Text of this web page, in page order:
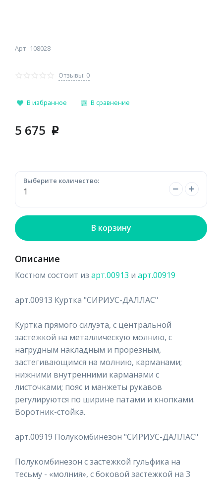
Арт 108028
Отзывы: 0
В избранное В сравнение
5 675 p
Выберите количество:
В корзину
Описание
Костюм состоит из арт.00913 и арт.00919
арт.00913 Куртка "СИРИУС-ДАЛЛАС"
Куртка прямого силуэта, с центральной
застежкой на металлическую молнию, с
нагрудным накладным и прорезным,
застегивающимся на молнию, карманами;
нижними внутренними карманами с
листочками; пояс и манжеты рукавов
регулируются по ширине патами и кнопками.
Воротник-стойка.
арт.00919 Полукомбинезон "СИРИУС-ДАЛЛАС"
Полукомбинезон с застежкой гульфика на
тесьму - «молния», с боковой застежкой на 3